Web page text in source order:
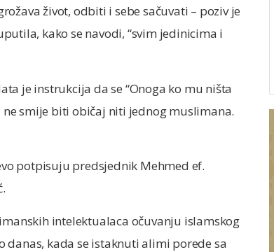
život, odbiti i sebe sačuvati – poziv je
kako se navodi, “svim jedinicima i
je instrukcija da se “Onoga ko mu ništa
ne smije biti običaj niti jednog muslimana.
potpisuju predsjednik Mehmed ef.
intelektualaca očuvanju islamskog
kada se istaknuti alimi porede sa